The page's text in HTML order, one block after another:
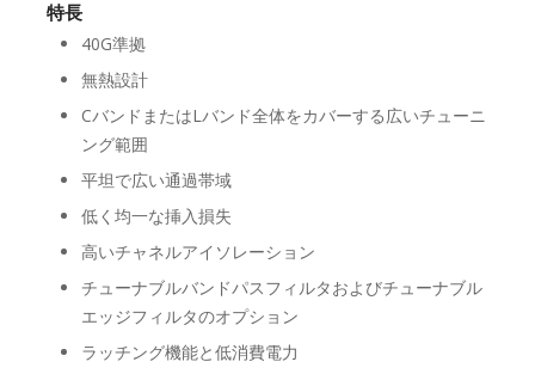
特長
40G準拠
無熱設計
CバンドまたはLバンド全体をカバーする広いチューニ
ング範囲
平坦で広い通過帯域
低く均一な挿入損失
高いチャネルアイソレーション
チューナブルバンドパスフィルタおよびチューナブル
エッジフィルタのオプション
ラッチング機能と低消費電力